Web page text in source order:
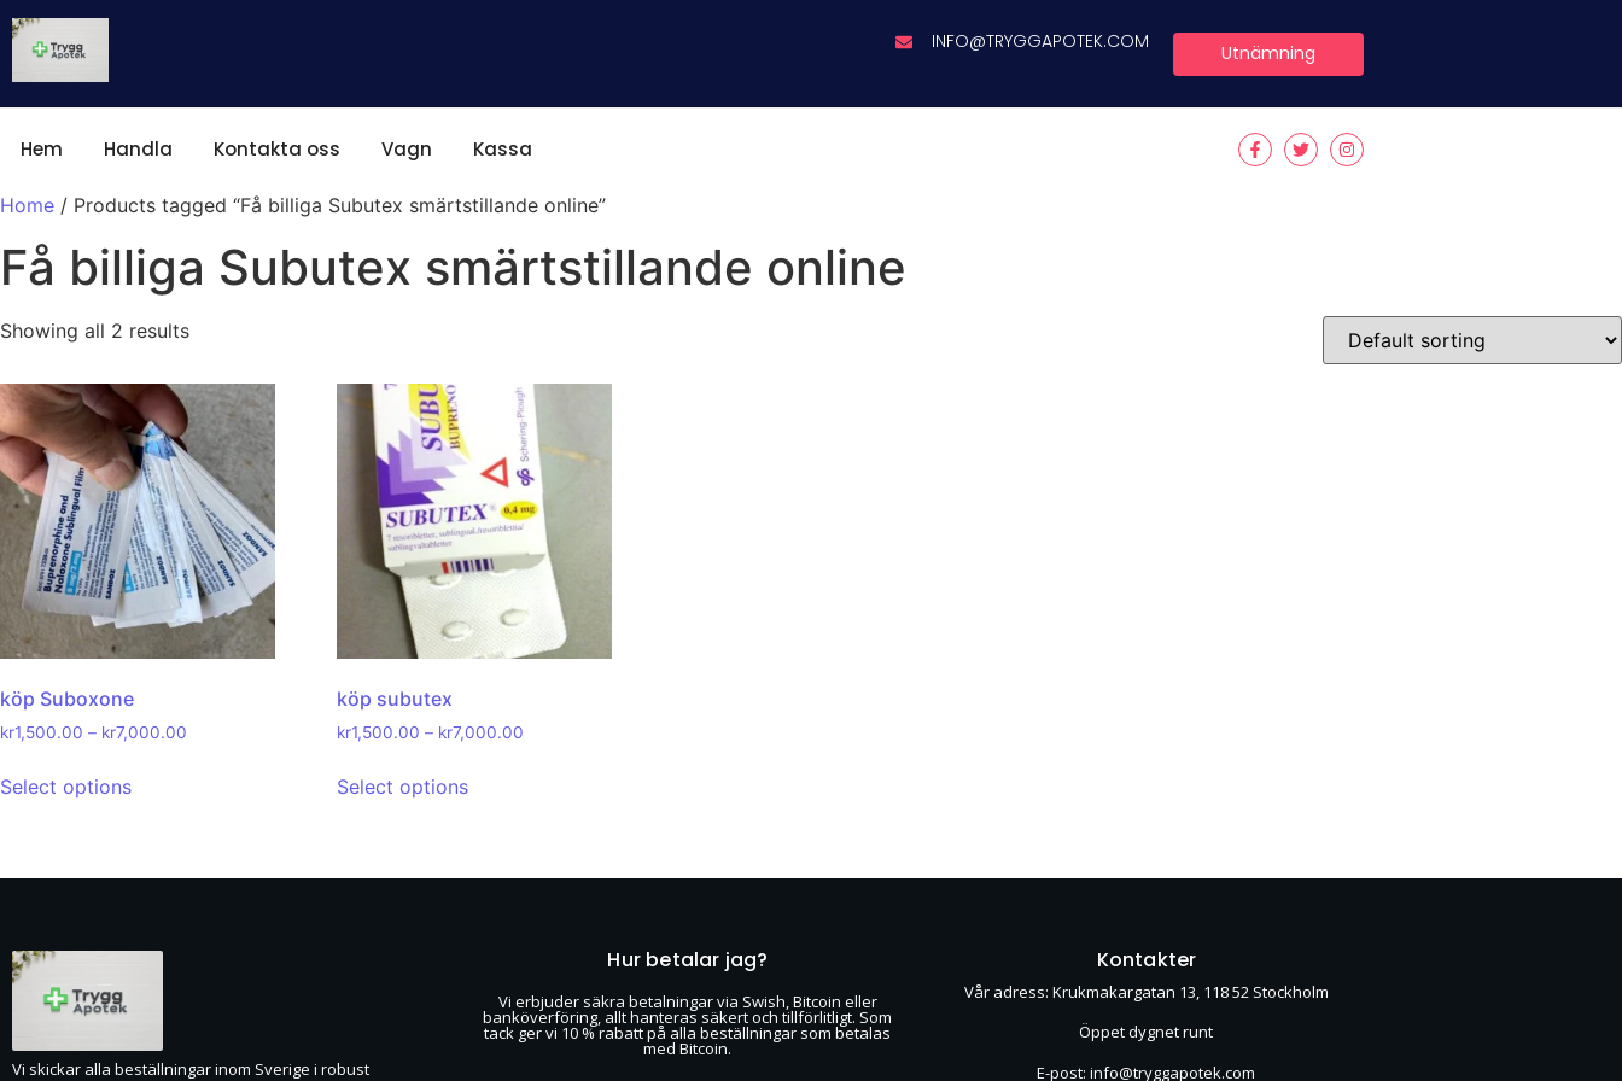
INFO@TRYGGAPOTEK.COM Utnämning
Hem Handla Kontakta oss Vagn Kassa
Home / Products tagged “Få billiga Subutex smärtstillande online”
Få billiga Subutex smärtstillande online
Showing all 2 results
köp Suboxone
kr1,500.00 – kr7,000.00
Select options
köp subutex
kr1,500.00 – kr7,000.00
Select options
Vi skickar alla beställningar inom Sverige i robust
Hur betalar jag?
Vi erbjuder säkra betalningar via Swish, Bitcoin eller
banköverföring, allt hanteras säkert och tillförlitligt. Som
tack ger vi 10 % rabatt på alla beställningar som betalas
med Bitcoin.
Kontakter
Vår adress: Krukmakargatan 13, 118 52 Stockholm
Öppet dygnet runt
E-post: info@tryggapotek.com